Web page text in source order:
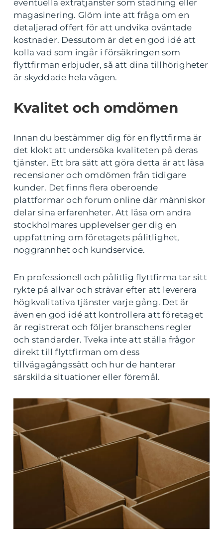
eventuella extratjänster som städning eller
magasinering. Glöm inte att fråga om en
detaljerad offert för att undvika oväntade
kostnader. Dessutom är det en god idé att
kolla vad som ingår i försäkringen som
flyttfirman erbjuder, så att dina tillhörigheter
är skyddade hela vägen.
Kvalitet och omdömen
Innan du bestämmer dig för en flyttfirma är
det klokt att undersöka kvaliteten på deras
tjänster. Ett bra sätt att göra detta är att läsa
recensioner och omdömen från tidigare
kunder. Det finns flera oberoende
plattformar och forum online där människor
delar sina erfarenheter. Att läsa om andra
stockholmares upplevelser ger dig en
uppfattning om företagets pålitlighet,
noggrannhet och kundservice.
En professionell och pålitlig flyttfirma tar sitt
rykte på allvar och strävar efter att leverera
högkvalitativa tjänster varje gång. Det är
även en god idé att kontrollera att företaget
är registrerat och följer branschens regler
och standarder. Tveka inte att ställa frågor
direkt till flyttfirman om dess
tillvägagångssätt och hur de hanterar
särskilda situationer eller föremål.